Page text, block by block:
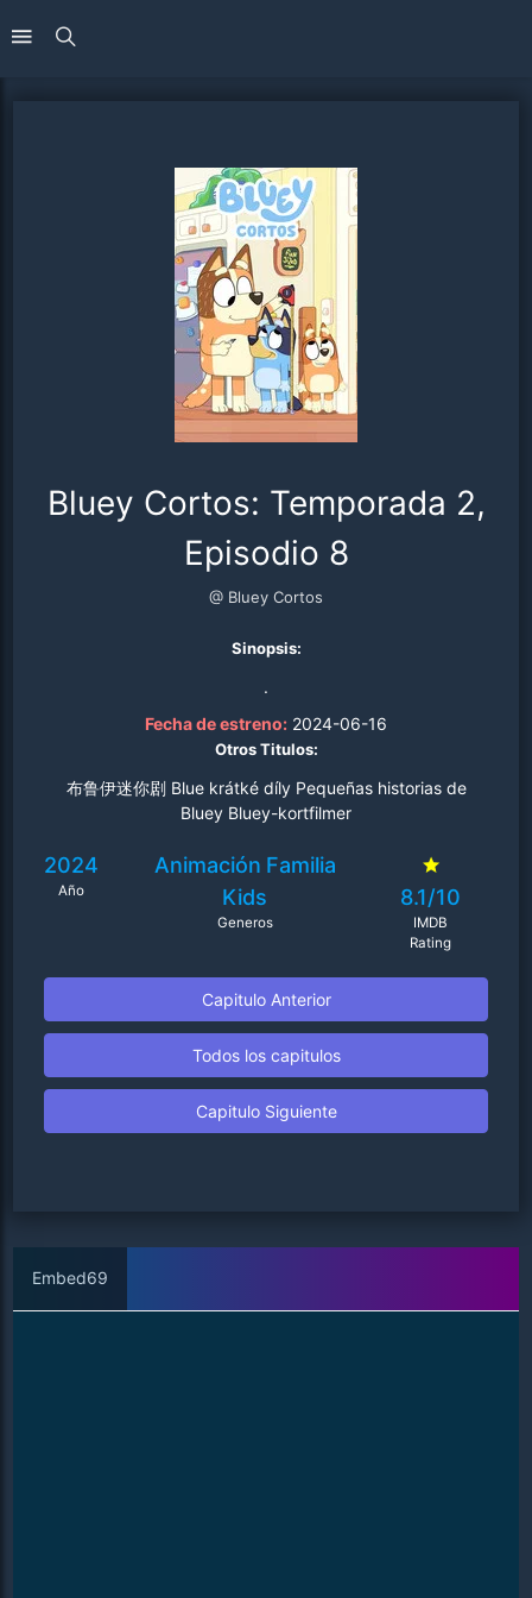
Bluey Cortos: Temporada 2,
Episodio 8
@ Bluey Cortos
Sinopsis:
.
Fecha de estreno: 2024-06-16
Otros Titulos:
布鲁伊迷你剧 Blue krátké díly Pequeñas historias de
Bluey Bluey-kortfilmer
2024
Año
Animación Familia
Kids
Generos
8.1/10
IMDB
Rating
Capitulo Anterior
Todos los capitulos
Capitulo Siguiente
Embed69